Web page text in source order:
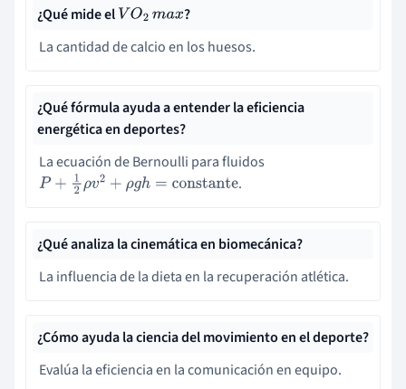
¿Qué mide elVO2max
?
La cantidad de calcio en los huesos.
¿Qué fórmula ayuda a entender la eficiencia
energética en deportes?
La ecuación de Bernoulli para fluidos
P+12 ρv2+ρ gh =constante .
¿Qué analiza la cinemática en biomecánica?
La influencia de la dieta en la recuperación atlética.
¿Cómo ayuda la ciencia del movimiento en el deporte?
Evalúa la eficiencia en la comunicación en equipo.